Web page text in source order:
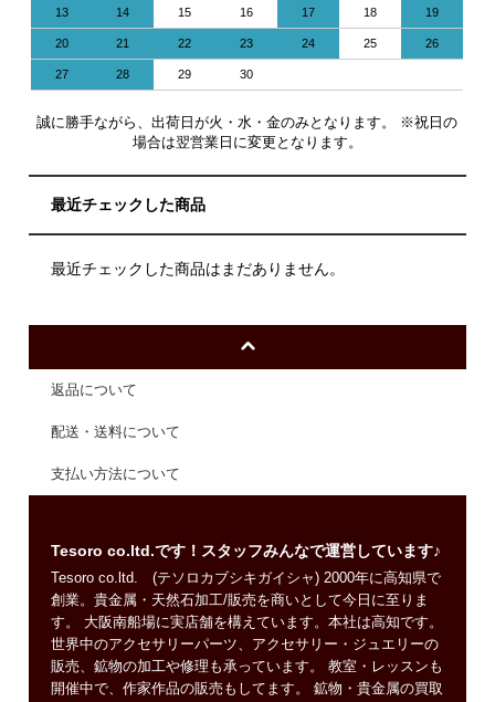
13 14 15 16 17 18 19
20 21 22 23 24 25 26
27 28 29 30
誠に勝手ながら、出荷日が火・水・金のみとなります。 ※祝日の
場合は翌営業日に変更となります。
最近チェックした商品
最近チェックした商品はまだありません。
返品について
配送・送料について
支払い方法について
Tesoro co.ltd.です！スタッフみんなで運営しています♪
Tesoro co.ltd. (テソロカブシキガイシャ) 2000年に高知県で
創業。貴金属・天然石加工/販売を商いとして今日に至りま
す。 大阪南船場に実店舗を構えています。本社は高知です。
世界中のアクセサリーパーツ、アクセサリー・ジュエリーの
販売、鉱物の加工や修理も承っています。 教室・レッスンも
開催中で、作家作品の販売もしてます。 鉱物・貴金属の買取